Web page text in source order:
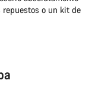
repuestos o un kit de